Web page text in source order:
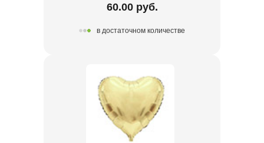
60.00 руб.
в достаточном количестве